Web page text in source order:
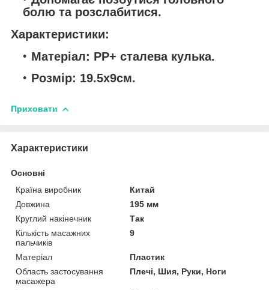
болю та розслабитися.
Характеристики:
Матеріал: PP+ сталева кулька.
Розмір: 19.5x9см.
Приховати
Характеристики
Основні
Країна виробник
Китай
Довжина
195 мм
Круглий накінечник
Так
Кількість масажних
пальчиків
9
Матеріал
Пластик
Область застосування
масажера
Плечі, Шия, Руки, Ноги